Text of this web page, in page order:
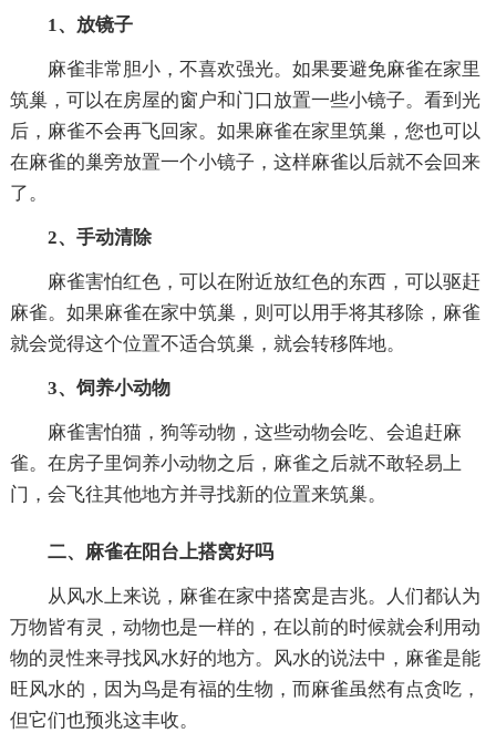
1、放镜子
麻雀非常胆小，不喜欢强光。如果要避免麻雀在家里
筑巢，可以在房屋的窗户和门口放置一些小镜子。看到光
后，麻雀不会再飞回家。如果麻雀在家里筑巢，您也可以
在麻雀的巢旁放置一个小镜子，这样麻雀以后就不会回来
了。
2、手动清除
麻雀害怕红色，可以在附近放红色的东西，可以驱赶
麻雀。如果麻雀在家中筑巢，则可以用手将其移除，麻雀
就会觉得这个位置不适合筑巢，就会转移阵地。
3、饲养小动物
麻雀害怕猫，狗等动物，这些动物会吃、会追赶麻
雀。在房子里饲养小动物之后，麻雀之后就不敢轻易上
门，会飞往其他地方并寻找新的位置来筑巢。
二、麻雀在阳台上搭窝好吗
从风水上来说，麻雀在家中搭窝是吉兆。人们都认为
万物皆有灵，动物也是一样的，在以前的时候就会利用动
物的灵性来寻找风水好的地方。风水的说法中，麻雀是能
旺风水的，因为鸟是有福的生物，而麻雀虽然有点贪吃，
但它们也预兆这丰收。